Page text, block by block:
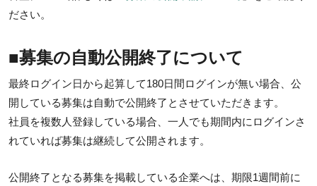
ださい。
■募集の自動公開終了について
最終ログイン日から起算して180日間ログインが無い場合、公
開している募集は自動で公開終了とさせていただきます。
社員を複数人登録している場合、一人でも期間内にログインさ
れていれば募集は継続して公開されます。
公開終了となる募集を掲載している企業へは、期限1週間前に